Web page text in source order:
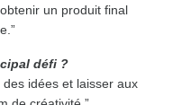
un produit final
défi ?
des idées et laisser aux